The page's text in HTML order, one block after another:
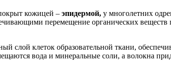
кожицей – эпидермой, у многолетних
перемещение органических
слой клеток образовательной ткани,
вода и минеральные соли, а волокна